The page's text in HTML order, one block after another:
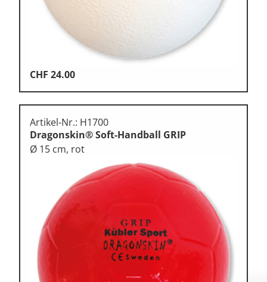
Objekteinrichtungen
Spielgeräte • Psychomotorik
Technische Dokumentation
Therapiebedarf
Training • Vereinsbedarf
Volleyball • Beachvolleyball
Zu den Ersatzteilen
Zu den Print Medien
CHF 24.00
Artikel-Nr.: H1700
Dragonskin® Soft-Handball GRIP
Ø 15 cm, rot